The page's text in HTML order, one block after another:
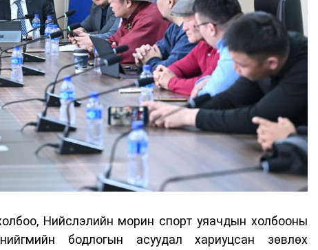
Нийслэлийн морин спорт уяачдын холбооны
бодлогын асуудал хариуцсан зөвлөх